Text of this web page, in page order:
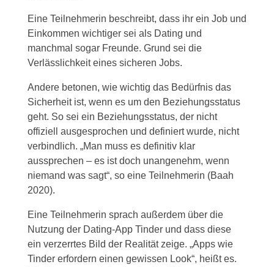
Eine Teilnehmerin beschreibt, dass ihr ein Job und
Einkommen wichtiger sei als Dating und
manchmal sogar Freunde. Grund sei die
Verlässlichkeit eines sicheren Jobs.
Andere betonen, wie wichtig das Bedürfnis das
Sicherheit ist, wenn es um den Beziehungsstatus
geht. So sei ein Beziehungsstatus, der nicht
offiziell ausgesprochen und definiert wurde, nicht
verbindlich. „Man muss es definitiv klar
aussprechen – es ist doch unangenehm, wenn
niemand was sagt“, so eine Teilnehmerin (Baah
2020).
Eine Teilnehmerin sprach außerdem über die
Nutzung der Dating-App Tinder und dass diese
ein verzerrtes Bild der Realität zeige. „Apps wie
Tinder erfordern einen gewissen Look“, heißt es.